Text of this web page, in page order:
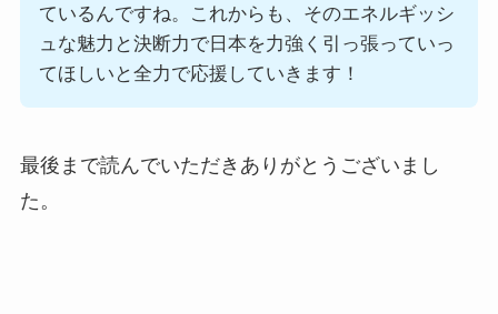
ているんですね。これからも、そのエネルギッシ
ュな魅力と決断力で日本を力強く引っ張っていっ
てほしいと全力で応援していきます！
最後まで読んでいただきありがとうございまし
た。